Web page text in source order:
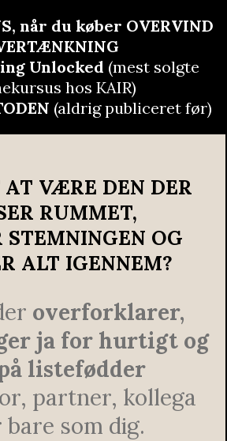
når du køber OVERVIND
Unlocked (mest solgte
hos KAIR)
(aldrig publiceret før)
VÆRE DEN DER
RUMMET,
STEMNINGEN OG
ALT IGENNEM?
overforklarer,
ja for hurtigt og
listefødder
partner, kollega
som dig.